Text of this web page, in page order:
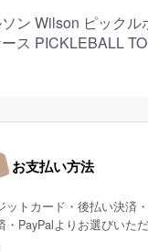
ン Wilson ピック
ス PICKLEBALL
お支払い方法
ットカード・後払い決済
・PayPalよりお選びいた